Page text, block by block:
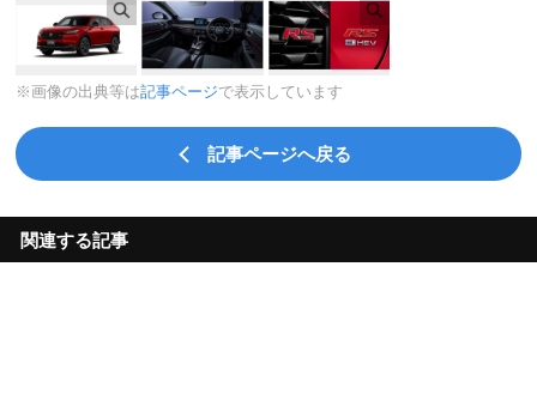
※画像の出典等は記事ページで表示しています
記事ページへ戻る
関連する記事